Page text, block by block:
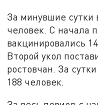
За минувшие
человек. С начала
вакцинировались
Второй укол
ростовчан. За
188 человек.